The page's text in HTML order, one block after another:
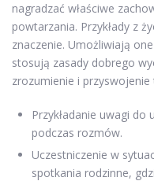
nagradzać właściwe
powtarzania. Przykłady z
znaczenie. Umożliwiają
stosują zasady dobrego
zrozumienie i przyswojenie
Przykładanie uwagi do
podczas rozmów.
Uczestniczenie w
spotkania rodzinne,